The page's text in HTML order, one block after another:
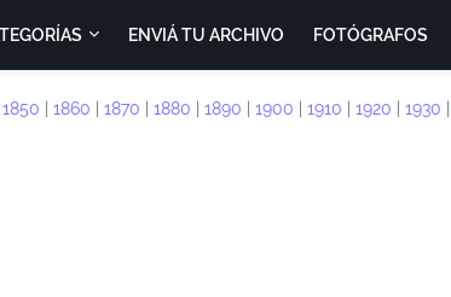
ENVIÁ TU ARCHIVO FOTÓGRAFOS
1850 1860 1870 1880 1890 1900 1910 1920 1930